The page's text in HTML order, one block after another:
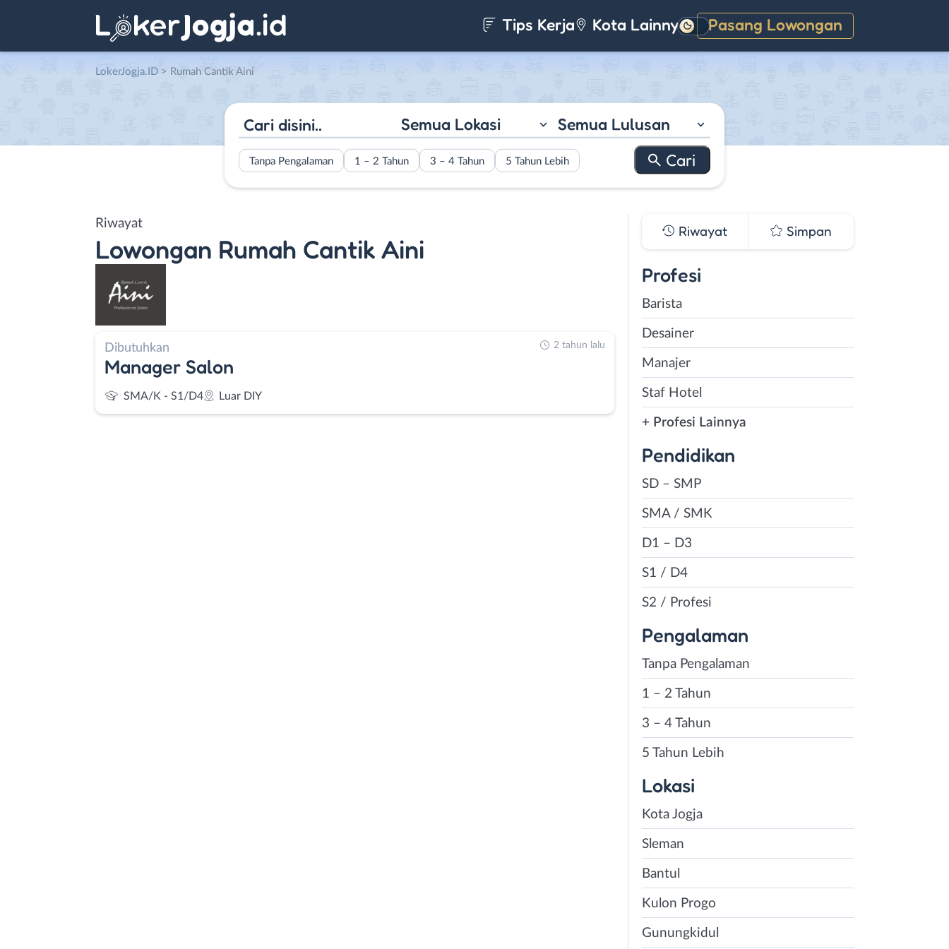
Tips Kerja Kota Lainnya Pasang Lowongan
Gelap
LokerJogja.ID > Rumah Cantik Aini
Semua Lokasi Semua Lulusan
Tanpa Pengalaman 1 – 2 Tahun 3 – 4 Tahun 5 Tahun Lebih
Riwayat
Lowongan Rumah Cantik Aini
Dibutuhkan
Manager Salon
SMA/K - S1/D4 Luar DIY
2 tahun lalu
Riwayat Simpan
Profesi
Barista
Desainer
Manajer
Staf Hotel
+ Profesi Lainnya
Pendidikan
SD – SMP
SMA / SMK
D1 – D3
S1 / D4
S2 / Profesi
Pengalaman
Tanpa Pengalaman
1 – 2 Tahun
3 – 4 Tahun
5 Tahun Lebih
Lokasi
Kota Jogja
Sleman
Bantul
Kulon Progo
Gunungkidul